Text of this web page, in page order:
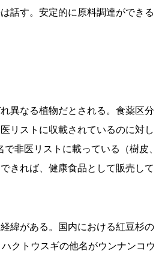
話す。安定的に原料調達ができる
異なる植物だとされる。食薬区分
リストに収載されているのに対し
非医リストに載っている（樹皮、
きれば、健康食品として販売して
緯がある。国内における紅豆杉の
クトウスギの他名がウンナンコウ